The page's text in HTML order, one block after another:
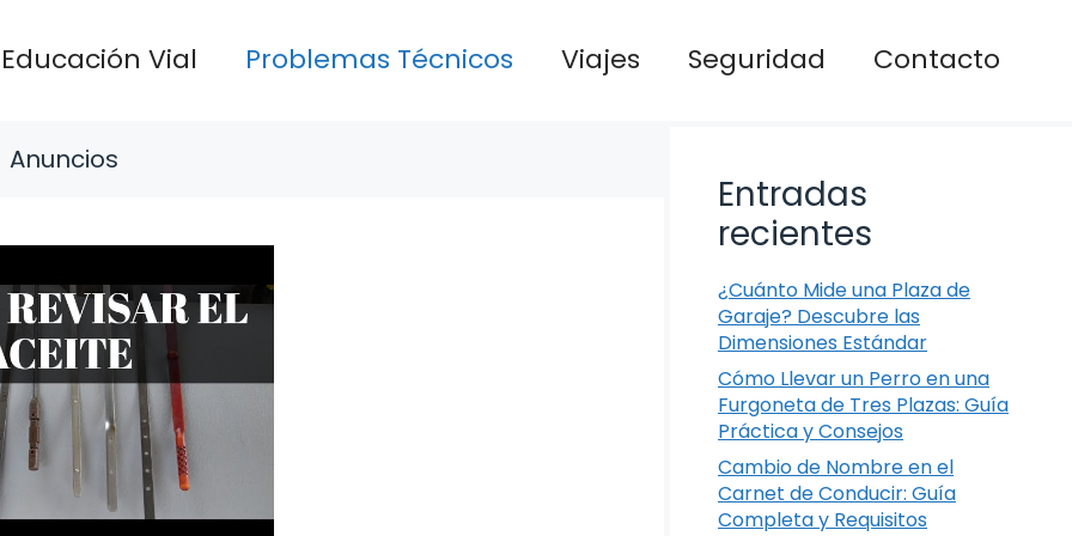
Educación Vial Problemas Técnicos Viajes Seguridad Contacto
Anuncios
Entradas
recientes
¿Cuánto Mide una Plaza de
Garaje? Descubre las
Dimensiones Estándar
Cómo Llevar un Perro en una
Furgoneta de Tres Plazas: Guía
Práctica y Consejos
Cambio de Nombre en el
Carnet de Conducir: Guía
Completa y Requisitos